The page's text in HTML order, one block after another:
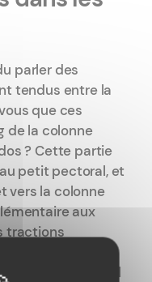
parler des
tendus entre la
que ces
de la colonne
? Cette partie
petit pectoral, et
vers la colonne
aux
tractions
pour ces
le petit pectoral